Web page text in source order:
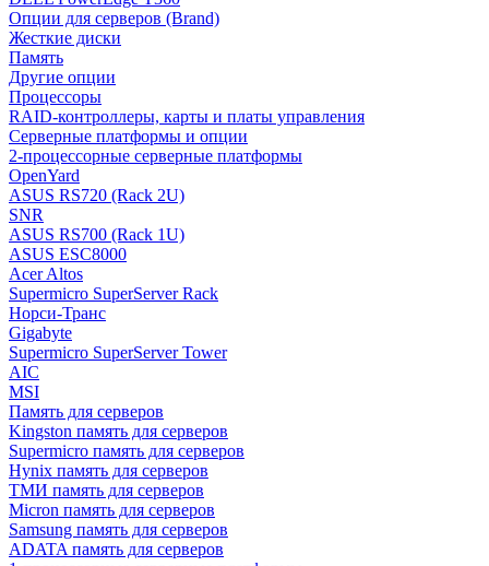
Опции для серверов (Brand)
Жесткие диски
Память
Другие опции
Процессоры
RAID-контроллеры, карты и платы управления
Серверные платформы и опции
2-процессорные серверные платформы
OpenYard
ASUS RS720 (Rack 2U)
SNR
ASUS RS700 (Rack 1U)
ASUS ESC8000
Acer Altos
Supermicro SuperServer Rack
Норси-Транс
Gigabyte
Supermicro SuperServer Tower
AIC
MSI
Память для серверов
Kingston память для серверов
Supermicro память для серверов
Hynix память для серверов
ТМИ память для серверов
Micron память для серверов
Samsung память для серверов
ADATA память для серверов